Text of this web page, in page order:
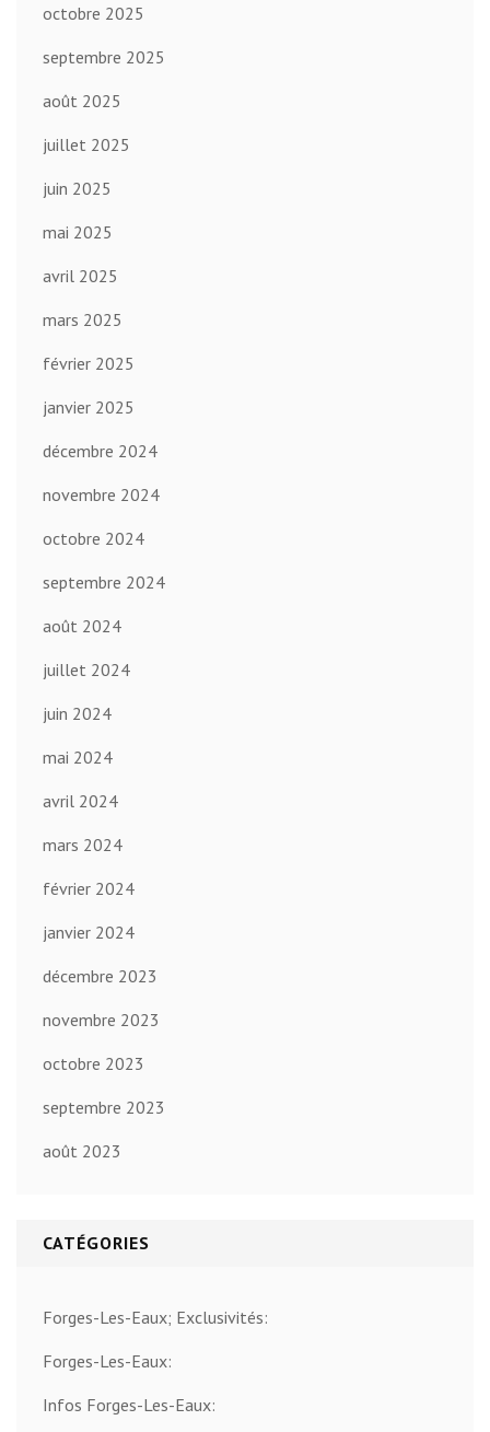
octobre 2025
septembre 2025
août 2025
juillet 2025
juin 2025
mai 2025
avril 2025
mars 2025
février 2025
janvier 2025
décembre 2024
novembre 2024
octobre 2024
septembre 2024
août 2024
juillet 2024
juin 2024
mai 2024
avril 2024
mars 2024
février 2024
janvier 2024
décembre 2023
novembre 2023
octobre 2023
septembre 2023
août 2023
CATÉGORIES
Forges-Les-Eaux; Exclusivités:
Forges-Les-Eaux:
Infos Forges-Les-Eaux: